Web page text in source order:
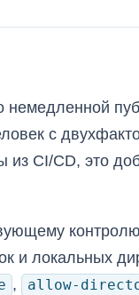
немедленной
с
CI/CD, это
и локальных
, allow-